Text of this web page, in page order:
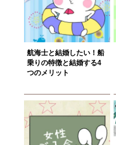
航海士と結婚したい！船
乗りの特徴と結婚する4
つのメリット